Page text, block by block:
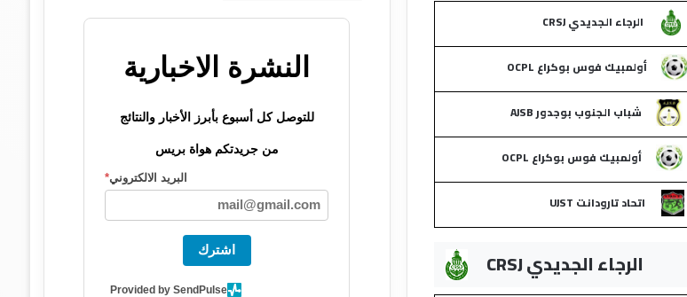
الرجاء الجديدي CRSJ
أولمبيك فوس بوكراع OCPL
شباب الجنوب بوجدور AJSB
أولمبيك فوس بوكراع OCPL
اتحاد تارودانت UJST
الرجاء الجديدي CRSJ
النشرة الاخبارية
للتوصل كل أسبوع بأبرز الأخبار والنتائج
من جريدتكم هواة بريس
البريد الالكتروني*
اشترك
Provided by SendPulse